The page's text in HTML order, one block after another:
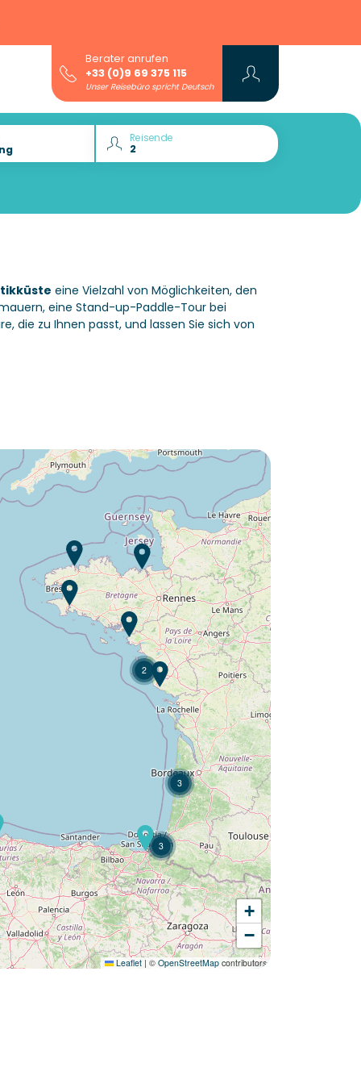
Berater anrufen
+33 (0)9 69 375 115
Unser Reisebüro spricht Deutsch
Reisende
eine Vielzahl von Möglichkeiten, den
eine Stand-up-Paddle-Tour bei
die zu Ihnen passt, und lassen Sie sich von
Lust auf die :
Camping Fontaine Vieille ?
Entdecken Sie
Lust auf die :
Camping Les Places Dorées ?
3
3
2
+
−
Leaflet | © OpenStreetMapcontributors